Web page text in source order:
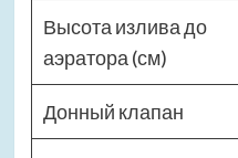
Высота излива до
аэратора (см)
Донный клапан